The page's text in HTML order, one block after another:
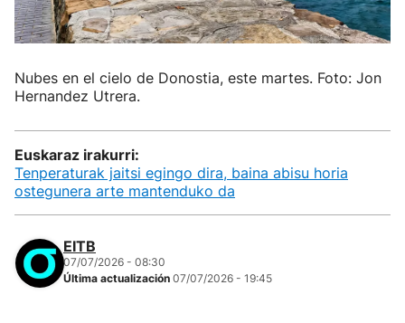
Nubes en el cielo de Donostia, este martes. Foto: Jon
Hernandez Utrera.
Euskaraz irakurri:
Tenperaturak jaitsi egingo dira, baina abisu horia
ostegunera arte mantenduko da
EITB
07/07/2026 - 08:30
Última actualización 07/07/2026 - 19:45